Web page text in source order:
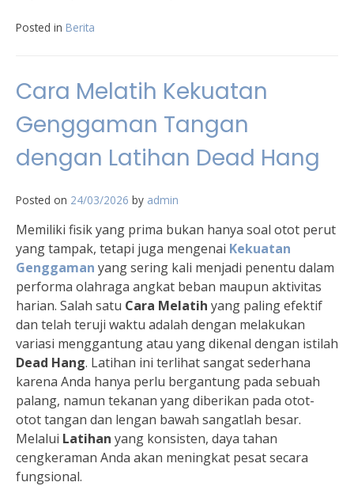
Posted in Berita
Cara Melatih Kekuatan
Genggaman Tangan
dengan Latihan Dead Hang
Posted on 24/03/2026 by admin
Memiliki fisik yang prima bukan hanya soal otot perut
yang tampak, tetapi juga mengenai Kekuatan
Genggaman yang sering kali menjadi penentu dalam
performa olahraga angkat beban maupun aktivitas
harian. Salah satu Cara Melatih yang paling efektif
dan telah teruji waktu adalah dengan melakukan
variasi menggantung atau yang dikenal dengan istilah
Dead Hang. Latihan ini terlihat sangat sederhana
karena Anda hanya perlu bergantung pada sebuah
palang, namun tekanan yang diberikan pada otot-
otot tangan dan lengan bawah sangatlah besar.
Melalui Latihan yang konsisten, daya tahan
cengkeraman Anda akan meningkat pesat secara
fungsional.